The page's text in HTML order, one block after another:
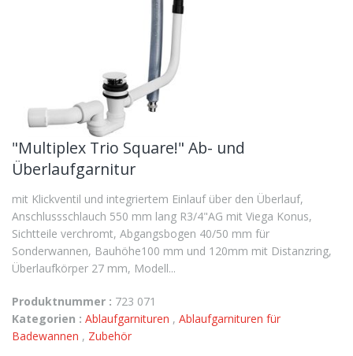
"Multiplex Trio Square!" Ab- und
Überlaufgarnitur
mit Klickventil und integriertem Einlauf über den Überlauf,
Anschlussschlauch 550 mm lang R3/4"AG mit Viega Konus,
Sichtteile verchromt, Abgangsbogen 40/50 mm für
Sonderwannen, Bauhöhe100 mm und 120mm mit Distanzring,
Überlaufkörper 27 mm, Modell...
Produktnummer : 723 071
Kategorien : Ablaufgarnituren , Ablaufgarnituren für
Badewannen , Zubehör